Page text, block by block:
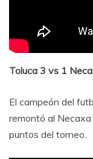
Toluca 3 vs 1
El campeón del
remontó al
puntos del torneo.